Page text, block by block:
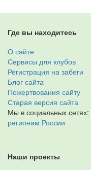
Где вы находитесь
О сайте
Сервисы для клубов
Регистрация на забеги
Блог сайта
Пожертвования сайту
Старая версия сайта
Мы в социальных сетях:
регионам России
Наши проекты